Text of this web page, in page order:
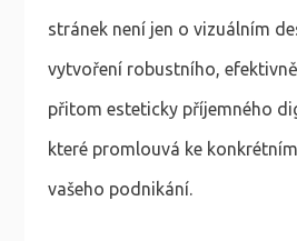
stránek není jen o vizuálním
vytvoření robustního,
přitom esteticky příjemného
které promlouvá ke
vašeho podnikání.